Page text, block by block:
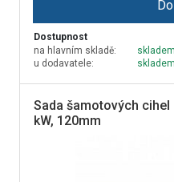
Dostupnost
na hlavním skladě:
u dodavatele:
Sada šamotových cihel
kW, 120mm